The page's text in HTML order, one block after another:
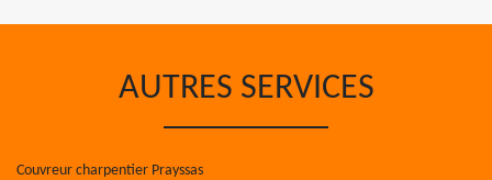
AUTRES SERVICES
Couvreur charpentier Prayssas